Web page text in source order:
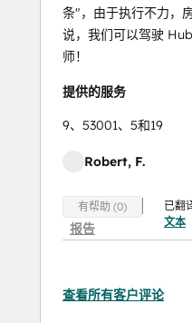
条"，由于执行不力，
说，我们可以驾驶
师！
提供的服务
9、53001、5和19
Robert, F.
有帮助 (0)
报告
已翻
文本
查看所有客户评论